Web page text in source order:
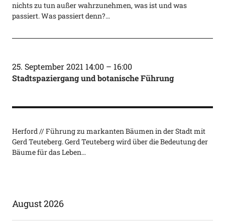
nichts zu tun außer wahrzunehmen, was ist und was
passiert. Was passiert denn?…
25. September 2021 14:00– 16:00
Stadtspaziergang und botanische Führung
Herford // Führung zu markanten Bäumen in der Stadt mit
Gerd Teuteberg. Gerd Teuteberg wird über die Bedeutung der
Bäume für das Leben…
August 2026